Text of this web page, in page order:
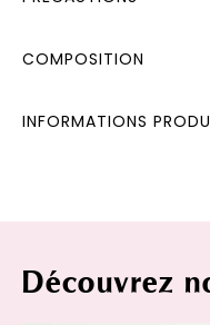
COMPOSITION
INFORMATIONS
Découvrez